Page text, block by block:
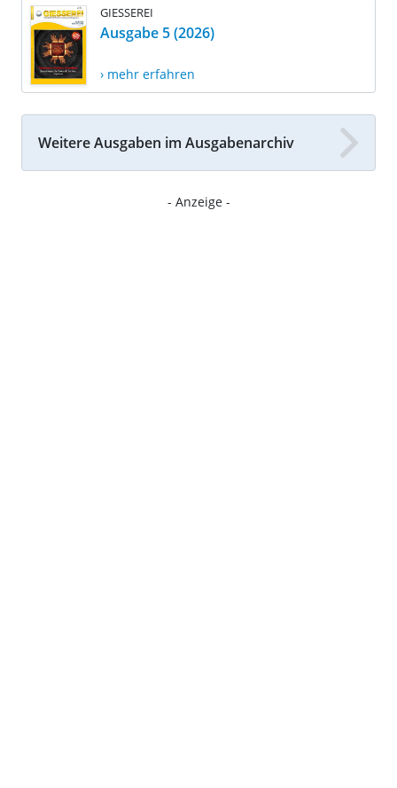
GIESSEREI
Ausgabe 5 (2026)
› mehr erfahren
Weitere Ausgaben im Ausgabenarchiv
- Anzeige -